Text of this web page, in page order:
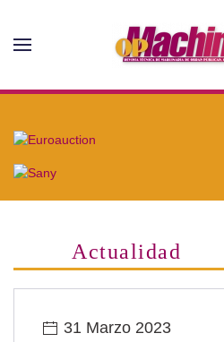
Skip to main content
Actualidad
31 Marzo 2023